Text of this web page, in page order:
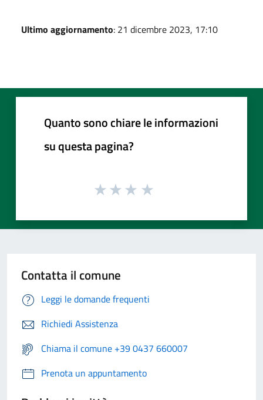
Ultimo aggiornamento: 21 dicembre 2023, 17:10
Quanto sono chiare le informazioni
su questa pagina?
Contatta il comune
Leggi le domande frequenti
Richiedi Assistenza
Chiama il comune +39 0437 660007
Prenota un appuntamento